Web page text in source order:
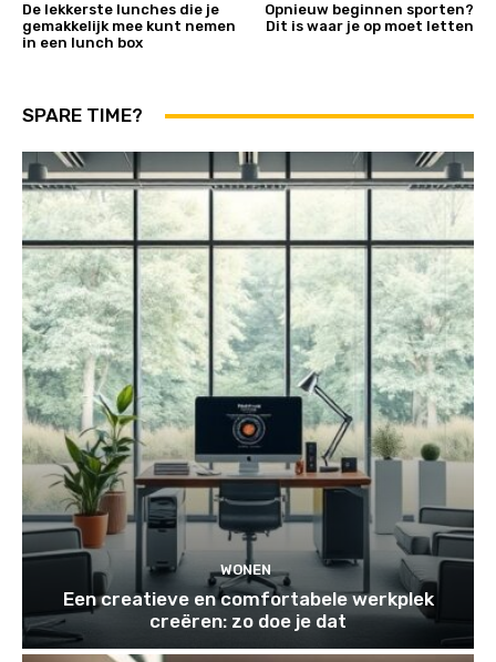
De lekkerste lunches die je
gemakkelijk mee kunt nemen
in een lunch box
Opnieuw beginnen sporten?
Dit is waar je op moet letten
SPARE TIME?
WONEN
Een creatieve en comfortabele werkplek
creëren: zo doe je dat